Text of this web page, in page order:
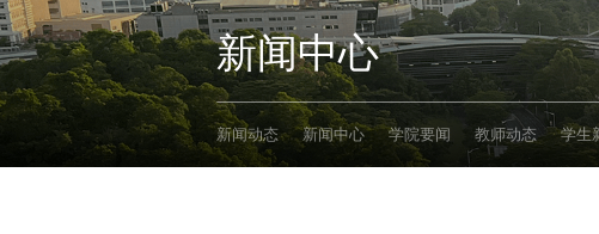
新闻中心
新闻动态 新闻中心 学院要闻 教师动态 学生